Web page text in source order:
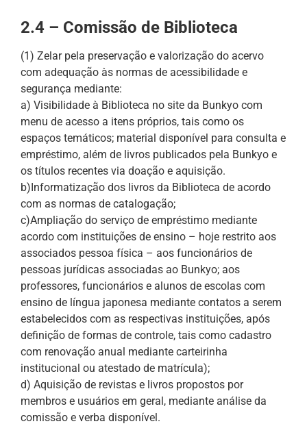
2.4 – Comissão de Biblioteca
(1) Zelar pela preservação e valorização do acervo
com adequação às normas de acessibilidade e
segurança mediante:
a) Visibilidade à Biblioteca no site da Bunkyo com
menu de acesso a itens próprios, tais como os
espaços temáticos; material disponível para consulta e
empréstimo, além de livros publicados pela Bunkyo e
os títulos recentes via doação e aquisição.
b)Informatização dos livros da Biblioteca de acordo
com as normas de catalogação;
c)Ampliação do serviço de empréstimo mediante
acordo com instituições de ensino – hoje restrito aos
associados pessoa física – aos funcionários de
pessoas jurídicas associadas ao Bunkyo; aos
professores, funcionários e alunos de escolas com
ensino de língua japonesa mediante contatos a serem
estabelecidos com as respectivas instituições, após
definição de formas de controle, tais como cadastro
com renovação anual mediante carteirinha
institucional ou atestado de matrícula);
d) Aquisição de revistas e livros propostos por
membros e usuários em geral, mediante análise da
comissão e verba disponível.